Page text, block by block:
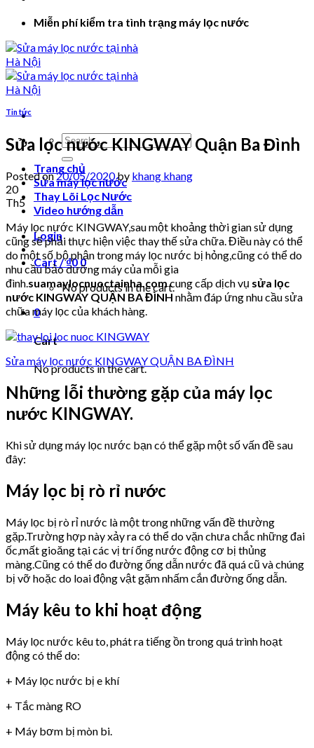
Miễn phí kiểm tra tình trạng máy lọc nước
Search
for:
Trang chủ
Sửa máy lọc nước
Thay Lõi Lọc Nước
Video hướng dẫn
Login
Cart /₫0 0
No products in the cart.
0
Cart
No products in the cart.
Tin tức
Sửa lọc nước KINGWAY Quận Ba Đình
Posted on20/05/2020by khang khang
20
Th5
Máy lọc nước KINGWAY,sau một khoảng thời gian sử dụng
cũng sẽ phải thực hiện việc thay thế sửa chữa. Điều này có thể
do một số bộ phận trong máy lọc nước bị hỏng,cũng có thể do
nhu cầu bảo dưỡng máy của mỗi gia
đình.suamaylocnuoctainha.comcung cấp dịch vụ sửa lọc
nước KINGWAY QUẬN BA ĐÌNH nhằm đáp ứng nhu cầu sửa
chữa máy lọc của khách hàng.
Sửa máy lọc nước KINGWAY QUẬN BA ĐÌNH
Những lỗi thường gặp của máy lọc
nước KINGWAY.
Khi sử dụng máy lọc nước bạn có thể gặp một số vấn đề sau
đây:
Máy lọc bị rò rỉ nước
Máy lọc bị rò rỉ nước là một trong những vấn đề thường
gặp.Trường hợp này xảy ra có thể do vặn chưa chắc những đai
ốc,mất gioăng tại các vị trí ống nước động cơ bị thủng
màng.Cũng có thể do đường ống dẫn nước đã quá cũ và chúng
bị vỡ hoặc do loai động vật gặm nhấm cắn đường ống dẫn.
Máy kêu to khi hoạt động
Máy lọc nước kêu to, phát ra tiếng ồn trong quá trình hoạt
động có thể do:
+ Máy lọc nước bị e khí
+ Tắc màng RO
+ Máy bơm bị mòn bi.